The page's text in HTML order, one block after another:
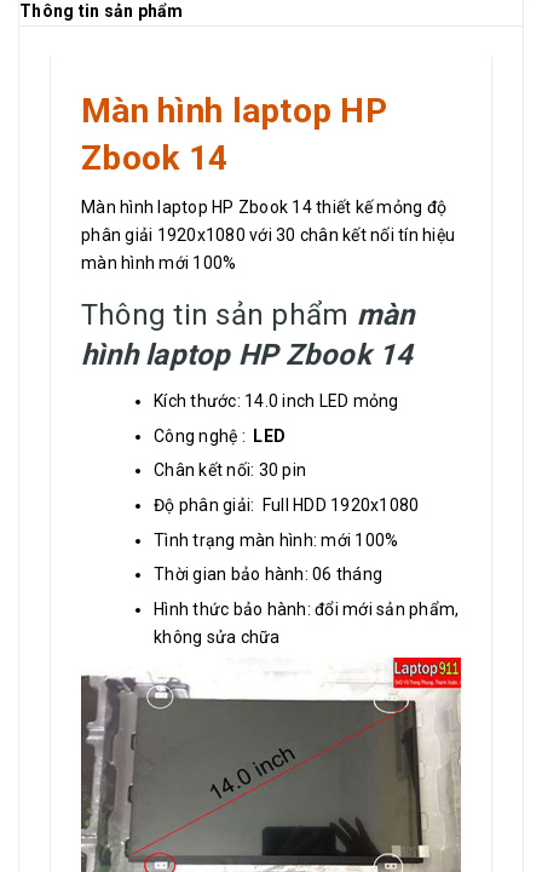
Thông tin sản phẩm
Màn hình laptop HP
Zbook 14
Màn hình laptop HP Zbook 14 thiết kế mỏng độ
phân giải 1920x1080 với 30 chân kết nối tín hiệu
màn hình mới 100%
Thông tin sản phẩm màn
hình laptop HP Zbook 14
Kích thước: 14.0 inch LED mỏng
Công nghệ :
LED
Chân kết nối: 30 pin
Độ phân giải: Full HDD 1920x1080
Tình trạng màn hình: mới 100%
Thời gian bảo hành: 06 tháng
Hình thức bảo hành: đổi mới sản phẩm,
không sửa chữa